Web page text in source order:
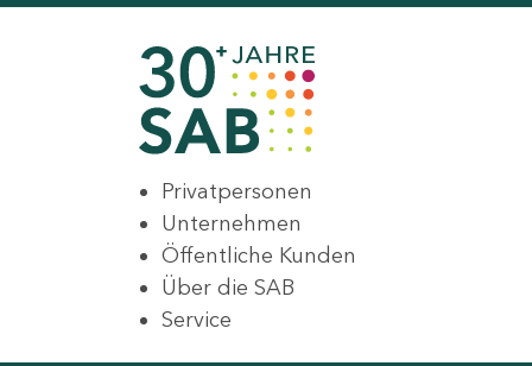
Privatpersonen
Unternehmen
Öffentliche Kunden
Über die SAB
Service